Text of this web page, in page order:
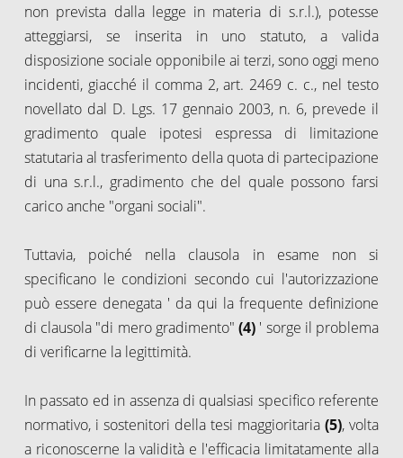
non prevista dalla legge in materia di s.r.l.), potesse
atteggiarsi, se inserita in uno statuto, a valida
disposizione sociale opponibile ai terzi, sono oggi meno
incidenti, giacché il comma 2, art. 2469 c. c., nel testo
novellato dal D. Lgs. 17 gennaio 2003, n. 6, prevede il
gradimento quale ipotesi espressa di limitazione
statutaria al trasferimento della quota di partecipazione
di una s.r.l., gradimento che del quale possono farsi
carico anche "organi sociali".
Tuttavia, poiché nella clausola in esame non si
specificano le condizioni secondo cui l'autorizzazione
può essere denegata ' da qui la frequente definizione
di clausola "di mero gradimento"(4) ' sorge il problema
di verificarne la legittimità.
In passato ed in assenza di qualsiasi specifico referente
normativo, i sostenitori della tesi maggioritaria (5), volta
a riconoscerne la validità e l'efficacia limitatamente alla